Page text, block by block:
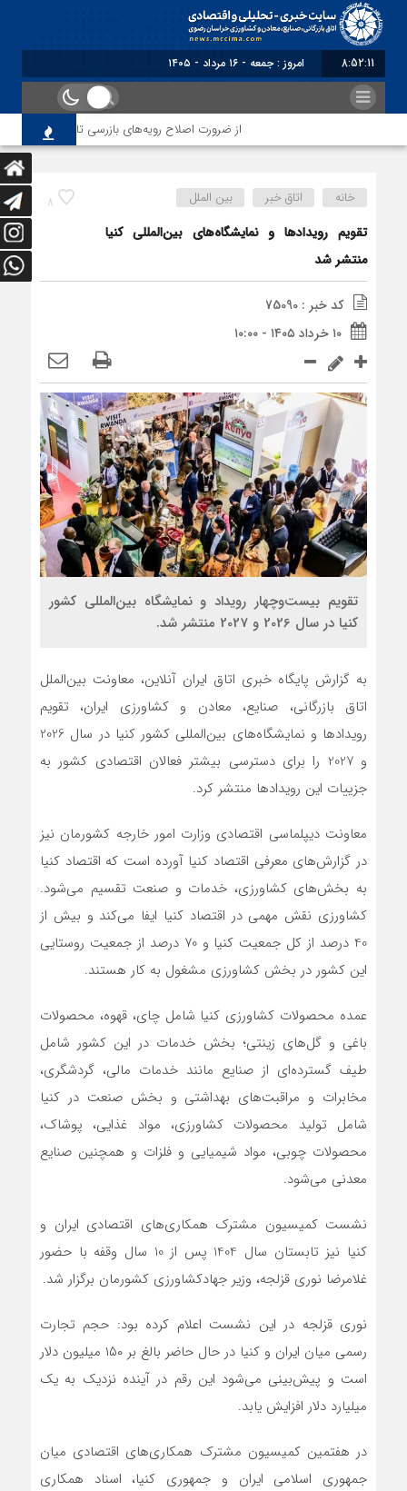
8:52:11 امروز : جمعه - ۱۶ مرداد - ۱۴۰۵
از ضرورت اصلاح رویه‌های بازرسی تا لزوم اصلاح
8 خانه اتاق خبر بین الملل
تقویم رویدادها و نمایشگاه‌های بین‌المللی کنیا
منتشر شد
کد خبر : 75090
۱۰ خرداد ۱۴۰۵ - ۱۰:۰۰
تقویم بیست‌وچهار رویداد و نمایشگاه بین‌المللی کشور
کنیا در سال 2026 و 2027 منتشر شد.
به گزارش پایگاه خبری اتاق ایران آنلاین، معاونت بین‌الملل
اتاق بازرگانی، صنایع، معادن و کشاورزی ایران، تقویم
رویدادها و نمایشگاه‌های بین‌المللی کشور کنیا در سال 2026
و 2027 را برای دسترسی بیشتر فعالان اقتصادی کشور به
جزییات این رویدادها منتشر کرد.
معاونت دیپلماسی اقتصادی وزارت امور خارجه کشورمان نیز
در گزارش‌های معرفی اقتصاد کنیا آورده است که اقتصاد کنیا
به بخش‌های کشاورزی، خدمات و صنعت تقسیم می‌شود.
کشاورزی نقش مهمی در اقتصاد کنیا ایفا می‌کند و بیش از
40 درصد از کل جمعیت کنیا و 70 درصد از جمعیت روستایی
این کشور در بخش کشاورزی مشغول به کار هستند.
عمده محصولات کشاورزی کنیا شامل چای، قهوه، محصولات
باغی و گل‌های زینتی؛ بخش خدمات در این کشور شامل
طیف گسترده‌ای از صنایع مانند خدمات مالی، گردشگری،
مخابرات و مراقبت‌های بهداشتی و بخش صنعت در کنیا
شامل تولید محصولات کشاورزی، مواد غذایی، پوشاک،
محصولات چوبی، مواد شیمیایی و فلزات و همچنین صنایع
معدنی می‌شود.
نشست کمیسیون مشترک همکاری‌های اقتصادی ایران و
کنیا نیز تابستان سال 1404 پس از 10 سال وقفه با حضور
غلامرضا نوری قزلجه، وزیر جهادکشاورزی کشورمان برگزار شد.
نوری قزلجه در این نشست اعلام کرده بود: حجم تجارت
رسمی میان ایران و کنیا در حال حاضر بالغ بر ۱۵۰ میلیون دلار
است و پیش‌بینی می‌شود این رقم در آینده نزدیک به یک
میلیارد دلار افزایش یابد.
در هفتمین کمیسیون مشترک همکاری‌های اقتصادی میان
جمهوری اسلامی ایران و جمهوری کنیا، اسناد همکاری